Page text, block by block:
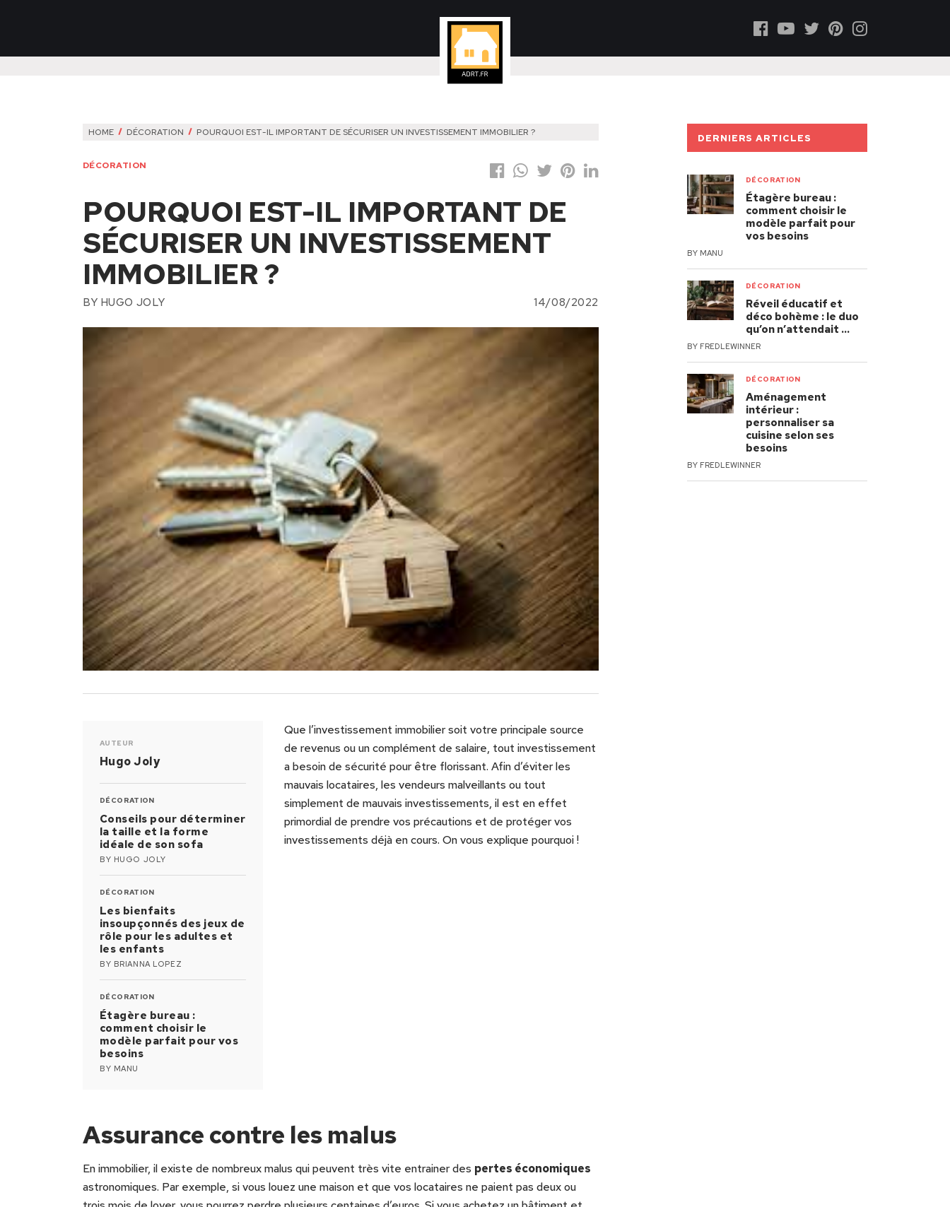
HOME DÉCORATION POURQUOI EST-IL IMPORTANT DE SÉCURISER UN INVESTISSEMENT IMMOBILIER ?
DÉCORATION
POURQUOI EST-IL IMPORTANT DE
SÉCURISER UN INVESTISSEMENT
IMMOBILIER ?
BY HUGO JOLY 14/08/2022
AUTEUR
Hugo Joly
DÉCORATION
Conseils pour déterminer
la taille et la forme
idéale de son sofa
BY HUGO JOLY
DÉCORATION
Les bienfaits
insoupçonnés des jeux de
rôle pour les adultes et
les enfants
BY BRIANNA LOPEZ
DÉCORATION
Étagère bureau :
comment choisir le
modèle parfait pour vos
besoins
BY MANU
Que l’investissement immobilier soit votre principale source
de revenus ou un complément de salaire, tout investissement
a besoin de sécurité pour être florissant. Afin d’éviter les
mauvais locataires, les vendeurs malveillants ou tout
simplement de mauvais investissements, il est en effet
primordial de prendre vos précautions et de protéger vos
investissements déjà en cours. On vous explique pourquoi !
Assurance contre les malus
En immobilier, il existe de nombreux malus qui peuvent très vite entrainer des pertes économiques
astronomiques. Par exemple, si vous louez une maison et que vos locataires ne paient pas deux ou
DERNIERS ARTICLES
DÉCORATION
Étagère bureau :
comment choisir le
modèle parfait pour
vos besoins
BY MANU
DÉCORATION
Réveil éducatif et
déco bohème : le duo
qu’on n’attendait …
BY FREDLEWINNER
DÉCORATION
Aménagement
intérieur :
personnaliser sa
cuisine selon ses
besoins
BY FREDLEWINNER